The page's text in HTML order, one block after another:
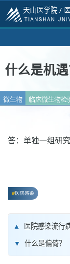
天山医学院 /
什么是机遇
微生物 临床微生物检
答：单独一组研
医院感染
医院感染流行
什么是偏倚？